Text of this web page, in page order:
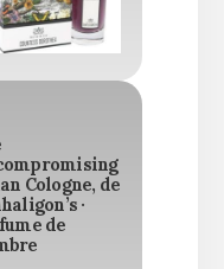
Cologne, de
·
de